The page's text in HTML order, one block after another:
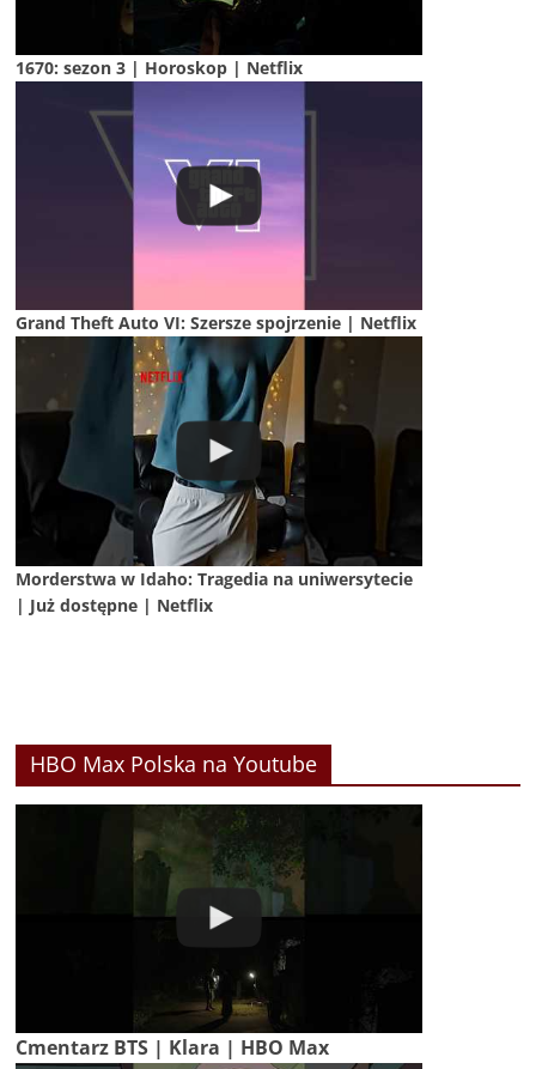
1670: sezon 3 | Horoskop | Netflix
Grand Theft Auto VI: Szersze spojrzenie | Netflix
Morderstwa w Idaho: Tragedia na uniwersytecie
| Już dostępne | Netflix
HBO Max Polska na Youtube
Cmentarz BTS | Klara | HBO Max